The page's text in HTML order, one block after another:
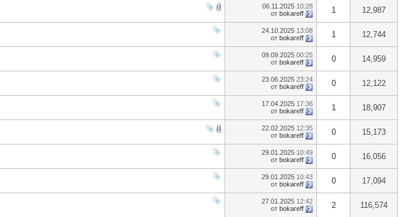
06.11.2025 10:28
от bokareff 1 12,987
24.10.2025 13:08
от bokareff 1 12,744
09.09.2025 00:25
от bokareff 0 14,959
23.06.2025 23:24
от bokareff 0 12,122
17.04.2025 17:36
от bokareff 1 18,907
22.02.2025 12:35
от bokareff 0 15,173
29.01.2025 10:49
от bokareff 0 16,056
29.01.2025 10:43
от bokareff 0 17,094
27.01.2025 12:42
от bokareff 2 116,574